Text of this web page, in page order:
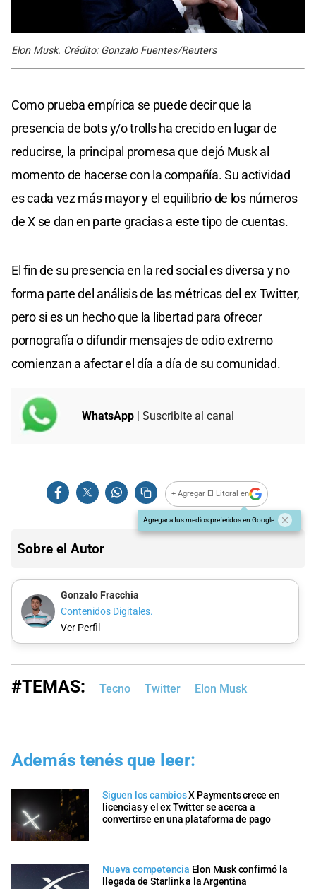
Elon Musk. Crédito: Gonzalo Fuentes/Reuters
Como prueba empírica se puede decir que la
presencia de bots y/o trolls ha crecido en lugar de
reducirse, la principal promesa que dejó Musk al
momento de hacerse con la compañía. Su actividad
es cada vez más mayor y el equilibrio de los números
de X se dan en parte gracias a este tipo de cuentas.
El fin de su presencia en la red social es diversa y no
forma parte del análisis de las métricas del ex Twitter,
pero si es un hecho que la libertad para ofrecer
pornografía o difundir mensajes de odio extremo
comienzan a afectar el día a día de su comunidad.
WhatsApp | Suscribite al canal
+ Agregar El Litoral en
Agregar a tus medios preferidos en Google
Sobre el Autor
Gonzalo Fracchia
Contenidos Digitales.
Ver Perfil
#TEMAS: Tecno Twitter Elon Musk
Además tenés que leer:
Siguen los cambiosX Payments crece en
licencias y el ex Twitter se acerca a
convertirse en una plataforma de pago
Nueva competencia Elon Musk confirmó la
llegada de Starlink a la Argentina